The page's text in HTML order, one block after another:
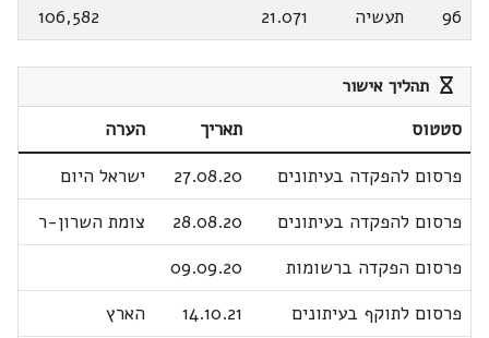
96
תעשיה 21.071
106,582
תהליך אישור
סטטוס תאריך
הערה
פרסום להפקדה בעיתונים
27.08.20
ישראל היום
פרסום להפקדה בעיתונים
28.08.20
צומת השרון-ר
פרסום הפקדה ברשומות
09.09.20
פרסום לתוקף בעיתונים
14.10.21
הארץ